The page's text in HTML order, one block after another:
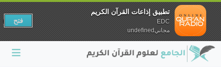
تطبيق إذاعات القرآن الكريم
EDC
مجانيundefined
فتح